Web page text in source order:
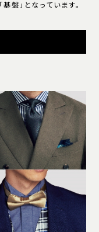
盤」となっています。